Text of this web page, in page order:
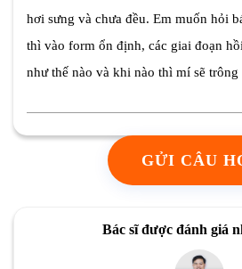
hơi sưng và chưa đều. Em muốn hỏi
thì vào form ổn định, các giai đoạn
như thế nào và khi nào thì mí sẽ trông
GỬI CÂU
Bác sĩ được đánh giá